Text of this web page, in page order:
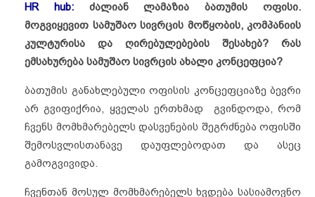
HR hub: ძალიან ლამაზია ბათუმის ოფისი.
მოგვიყევით სამუშაო სივრცის მოწყობის, კომპანიის
კულტურისა და ღირებულებების შესახებ? რას
ემსახურება სამუშაო სივრცის ახალი კონცეფცია?
ბათუმის განახლებული ოფისის კონცეფციაზე ბევრი
არ გვიფიქრია, ყველას ერთხმად გვინდოდა, რომ
ჩვენს მომხმარებელს დასვენების შეგრძნება ოფისში
შემოსვლისთანავე დაუფლებოდათ და ასეც
გამოგვივიდა.
ჩვენთან მოსულ მომხმარებელს ხვდება სასიამოვნო